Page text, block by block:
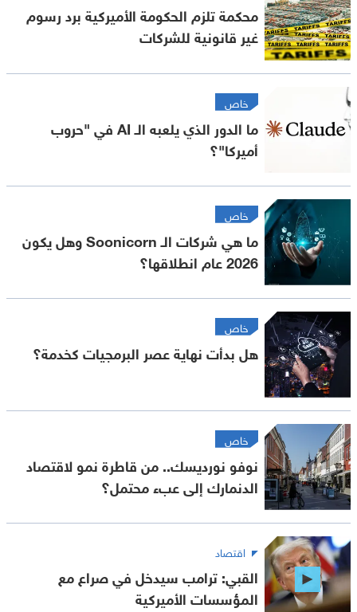
محكمة تلزم الحكومة الأميركية برد رسوم
غير قانونية للشركات
خاص
ما الدور الذي يلعبه الـ AI في "حروب
أميركا"؟
خاص
ما هي شركات الـ Soonicorn وهل يكون
2026 عام انطلاقها؟
خاص
هل بدأت نهاية عصر البرمجيات كخدمة؟
خاص
نوفو نورديسك.. من قاطرة نمو لاقتصاد
الدنمارك إلى عبء محتمل؟
اقتصاد
القبي: ترامب سيدخل في صراع مع
المؤسسات الأميركية